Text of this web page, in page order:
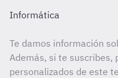
Informática
Te damos información
Además, si te suscribes,
personalizados de este